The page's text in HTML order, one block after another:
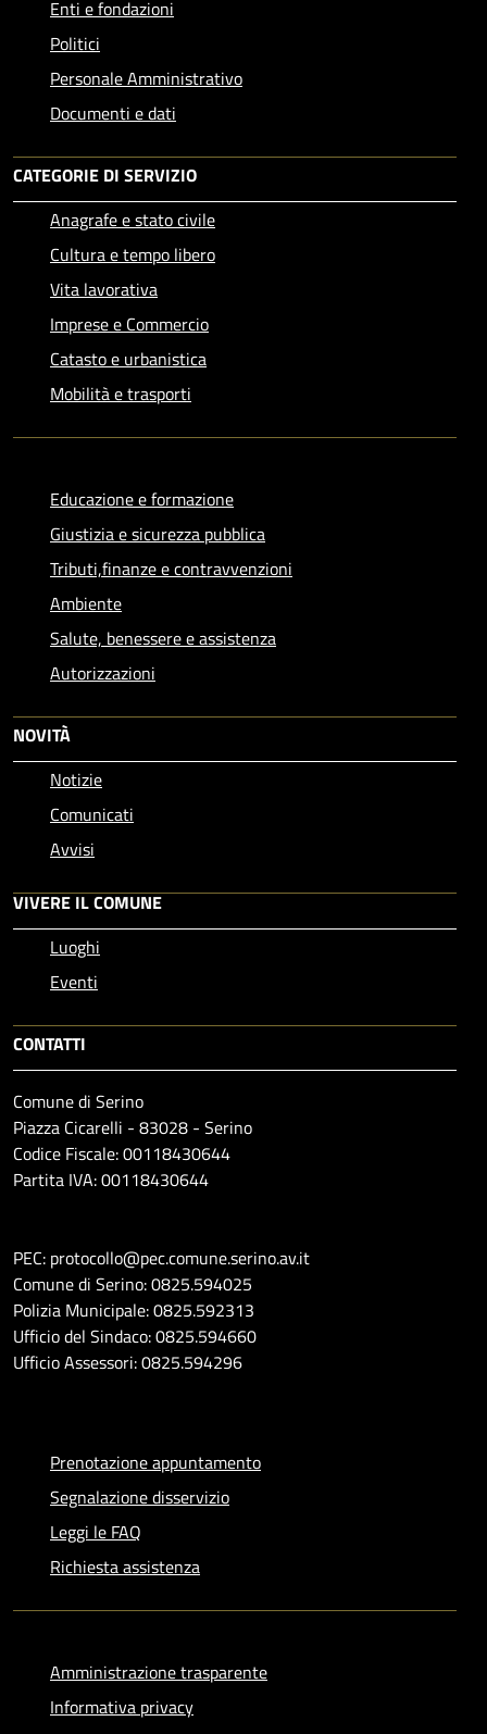
Enti e fondazioni
Politici
Personale Amministrativo
Documenti e dati
CATEGORIE DI SERVIZIO
Anagrafe e stato civile
Cultura e tempo libero
Vita lavorativa
Imprese e Commercio
Catasto e urbanistica
Mobilità e trasporti
Educazione e formazione
Giustizia e sicurezza pubblica
Tributi,finanze e contravvenzioni
Ambiente
Salute, benessere e assistenza
Autorizzazioni
NOVITÀ
Notizie
Comunicati
Avvisi
VIVERE IL COMUNE
Luoghi
Eventi
CONTATTI
Comune di Serino
Piazza Cicarelli - 83028 - Serino
Codice Fiscale: 00118430644
Partita IVA: 00118430644
PEC: protocollo@pec.comune.serino.av.it
Comune di Serino: 0825.594025
Polizia Municipale: 0825.592313
Ufficio del Sindaco: 0825.594660
Ufficio Assessori: 0825.594296
Prenotazione appuntamento
Segnalazione disservizio
Leggi le FAQ
Richiesta assistenza
Amministrazione trasparente
Informativa privacy